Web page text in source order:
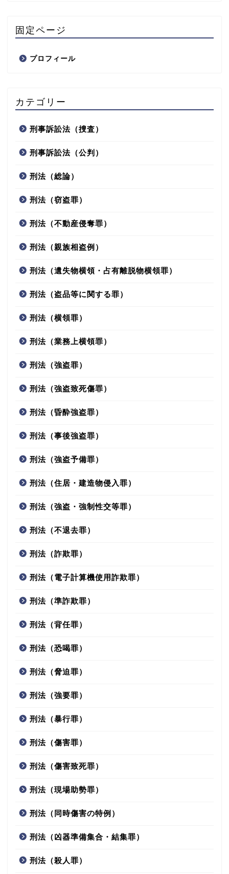
固定ページ
プロフィール
カテゴリー
刑事訴訟法（捜査）
刑事訴訟法（公判）
刑法（総論）
刑法（窃盗罪）
刑法（不動産侵奪罪）
刑法（親族相盗例）
刑法（遺失物横領・占有離脱物横領罪）
刑法（盗品等に関する罪）
刑法（横領罪）
刑法（業務上横領罪）
刑法（強盗罪）
刑法（強盗致死傷罪）
刑法（昏酔強盗罪）
刑法（事後強盗罪）
刑法（強盗予備罪）
刑法（住居・建造物侵入罪）
刑法（強盗・強制性交等罪）
刑法（不退去罪）
刑法（詐欺罪）
刑法（電子計算機使用詐欺罪）
刑法（準詐欺罪）
刑法（背任罪）
刑法（恐喝罪）
刑法（脅迫罪）
刑法（強要罪）
刑法（暴行罪）
刑法（傷害罪）
刑法（傷害致死罪）
刑法（現場助勢罪）
刑法（同時傷害の特例）
刑法（凶器準備集合・結集罪）
刑法（殺人罪）